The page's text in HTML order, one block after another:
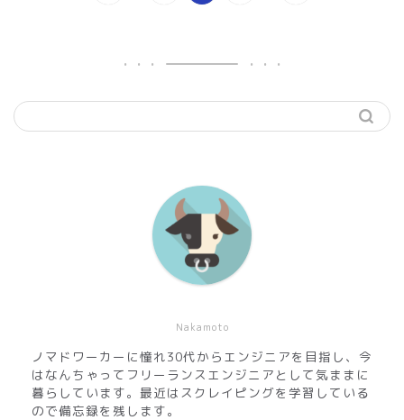
Nakamoto
ノマドワーカーに憧れ30代からエンジニアを目指し、今
はなんちゃってフリーランスエンジニアとして気ままに
暮らしています。最近はスクレイピングを学習している
ので備忘録を残します。